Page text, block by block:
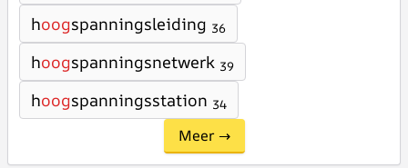
hoogspanningsleiding 36
hoogspanningsnetwerk 39
hoogspanningsstation 34
Meer →